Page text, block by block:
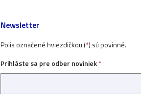
Newsletter
Polia označené hviezdičkou (*) sú povinné.
Prihláste sa pre odber noviniek*